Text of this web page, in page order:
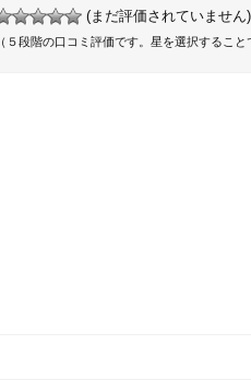
(まだ評価されていません)
（５段階の口コミ評価です。星を選択するこ